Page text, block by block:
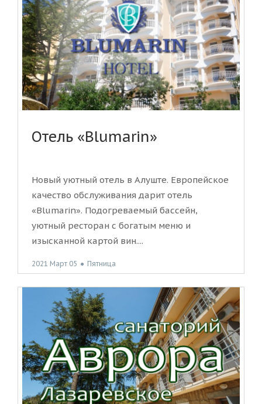
Отель «Blumarin»
Новый уютный отель в Алуште. Европейское
качество обслуживания дарит отель
«Blumarin». Подогреваемый бассейн,
уютный ресторан с богатым меню и
изысканной картой вин....
2021 Март 05 ● Пятница